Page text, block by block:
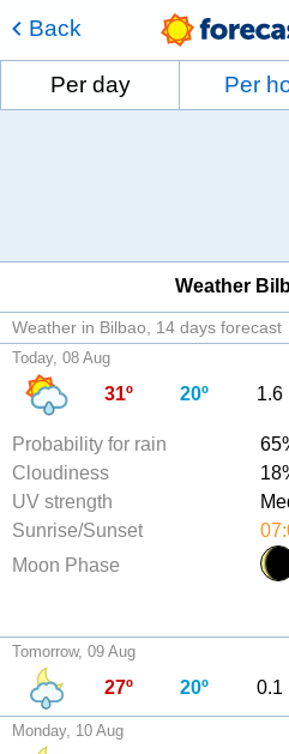
Back
Per day Per
Weather
Weather in Bilbao 14 days forecast
Today, 08 Aug
31º 20º 1.6
Probability for rain
Cloudiness
UV strength
Sunrise/Sunset
Moon Phase
Tomorrow, 09 Aug
27º 20º 0.1
Monday, 10 Aug